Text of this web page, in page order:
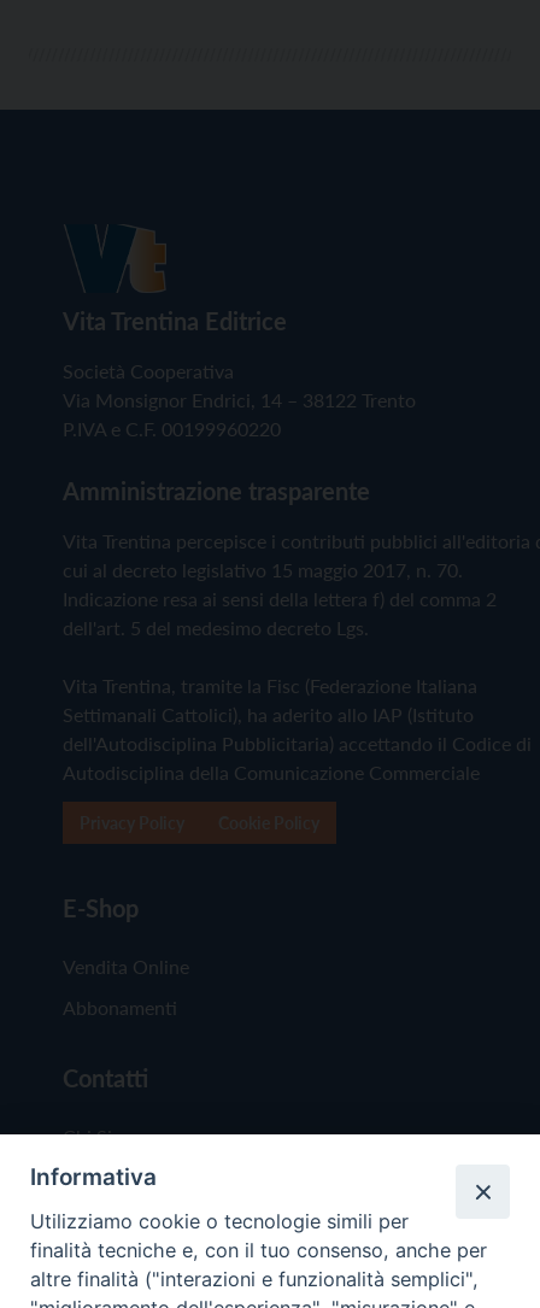
Vita Trentina Editrice
Società Cooperativa
Via Monsignor Endrici, 14 – 38122 Trento
P.IVA e C.F. 00199960220
Amministrazione trasparente
Vita Trentina percepisce i contributi pubblici all'editoria
cui al decreto legislativo 15 maggio 2017, n. 70.
Indicazione resa ai sensi della lettera f) del comma 2
dell'art. 5 del medesimo decreto Lgs.
Vita Trentina, tramite la Fisc (Federazione Italiana
Settimanali Cattolici), ha aderito allo IAP (Istituto
dell'Autodisciplina Pubblicitaria) accettando il Codice di
Autodisciplina della Comunicazione Commerciale
E-Shop
Vendita Online
Abbonamenti
Contatti
Chi Siamo
Redazione
Scrivici
Informativa
Utilizziamo cookie o tecnologie simili per
finalità tecniche e, con il tuo consenso, anche per
altre finalità ("interazioni e funzionalità semplici",